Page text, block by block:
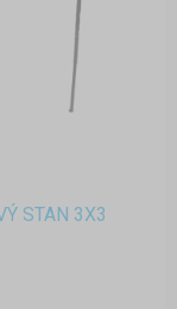
STAN 3X3